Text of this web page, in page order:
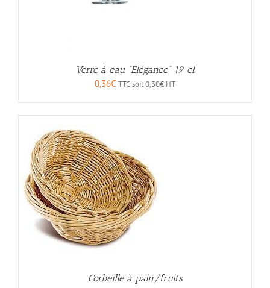
Verre à eau “Elégance” 19 cl
0,36€ TTC soit0,30€ HT
Corbeille à pain/fruits